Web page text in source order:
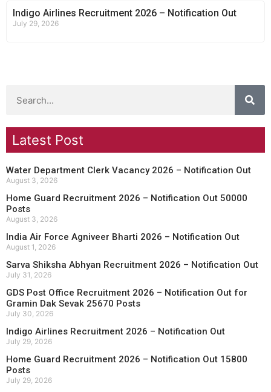
Indigo Airlines Recruitment 2026 – Notification Out
July 29, 2026
Latest Post
Water Department Clerk Vacancy 2026 – Notification Out
August 3, 2026
Home Guard Recruitment 2026 – Notification Out 50000
Posts
August 3, 2026
India Air Force Agniveer Bharti 2026 – Notification Out
August 1, 2026
Sarva Shiksha Abhyan Recruitment 2026 – Notification Out
July 31, 2026
GDS Post Office Recruitment 2026 – Notification Out for
Gramin Dak Sevak 25670 Posts
July 30, 2026
Indigo Airlines Recruitment 2026 – Notification Out
July 29, 2026
Home Guard Recruitment 2026 – Notification Out 15800
Posts
July 29, 2026